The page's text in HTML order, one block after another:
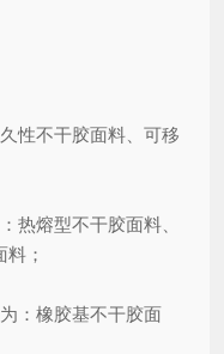
性不干胶面料、可移
熔型不干胶面料、
；
：橡胶基不干胶面